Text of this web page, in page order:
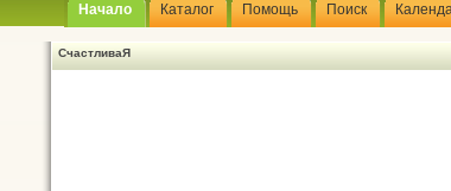
Начало Каталог Помощь Поиск
СчастливаЯ